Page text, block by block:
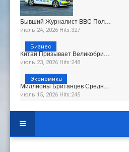
Бывший Журналист BBC Пол…
июль 24, 2026 Hits:327
Китай Призывает Великобри…
июль 23, 2026 Hits:248
Бизнес
Миллионы Британцев Средн…
июль 15, 2026 Hits:245
Экономика